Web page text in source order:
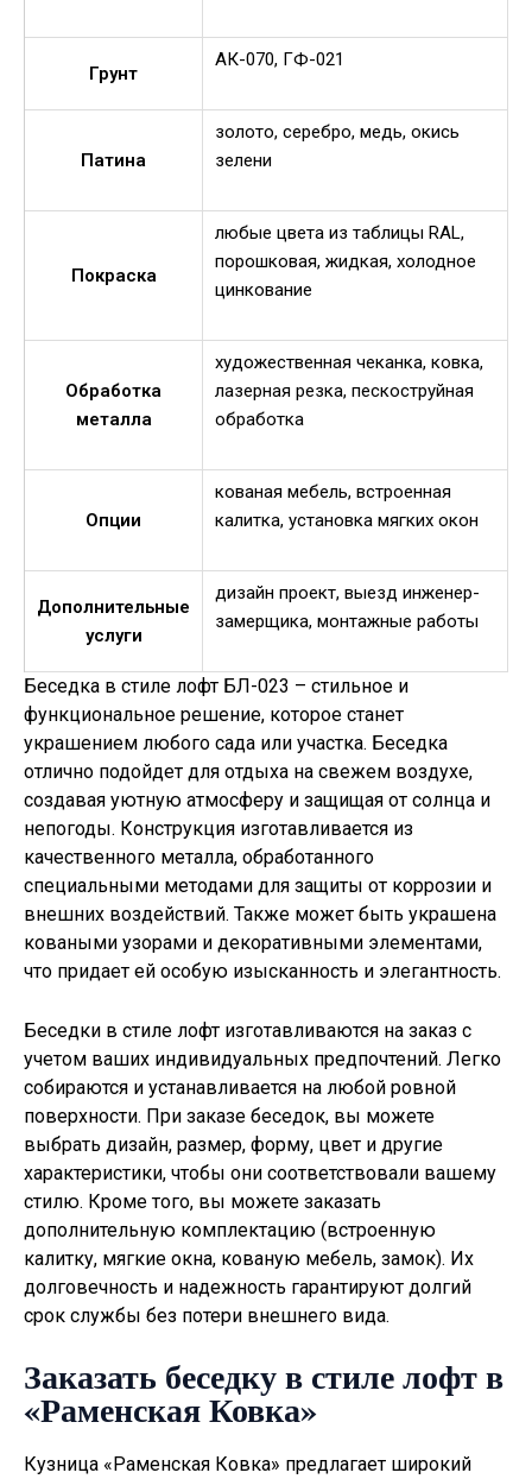
Грунт
АК-070, ГФ-021
Патина
золото, серебро, медь, окись
зелени
Покраска
любые цвета из таблицы RAL,
порошковая, жидкая, холодное
цинкование
Обработка
металла
художественная чеканка, ковка,
лазерная резка, пескоструйная
обработка
Опции
кованая мебель, встроенная
калитка, установка мягких окон
Дополнительные
услуги
дизайн проект, выезд инженер-
замерщика, монтажные работы
Беседка в стиле лофт БЛ-023 – стильное и
функциональное решение, которое станет
украшением любого сада или участка. Беседка
отлично подойдет для отдыха на свежем воздухе,
создавая уютную атмосферу и защищая от солнца и
непогоды. Конструкция изготавливается из
качественного металла, обработанного
специальными методами для защиты от коррозии и
внешних воздействий. Также может быть украшена
коваными узорами и декоративными элементами,
что придает ей особую изысканность и элегантность.
Беседки в стиле лофт изготавливаются на заказ с
учетом ваших индивидуальных предпочтений. Легко
собираются и устанавливается на любой ровной
поверхности. При заказе беседок, вы можете
выбрать дизайн, размер, форму, цвет и другие
характеристики, чтобы они соответствовали вашему
стилю. Кроме того, вы можете заказать
дополнительную комплектацию (встроенную
калитку, мягкие окна, кованую мебель, замок). Их
долговечность и надежность гарантируют долгий
срок службы без потери внешнего вида.
Заказать беседку в стиле лофт в
«Раменская Ковка»
Кузница «Раменская Ковка» предлагает широкий